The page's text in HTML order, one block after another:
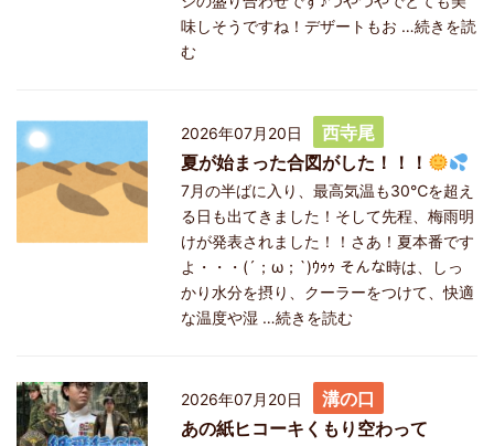
味しそうですね！デザートもお …続きを読
む
2026年07月20日
西寺尾
夏が始まった合図がした！！！
7月の半ばに入り、最高気温も30℃を超え
る日も出てきました！そして先程、梅雨明
けが発表されました！！さあ！夏本番です
よ・・・(´；ω；`)ｳｩｩ そんな時は、しっ
かり水分を摂り、クーラーをつけて、快適
な温度や湿 …続きを読む
2026年07月20日
溝の口
あの紙ヒコーキくもり空わって